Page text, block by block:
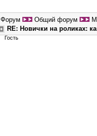
Форум Общий форум
RE: Новички на роликах:
Гость